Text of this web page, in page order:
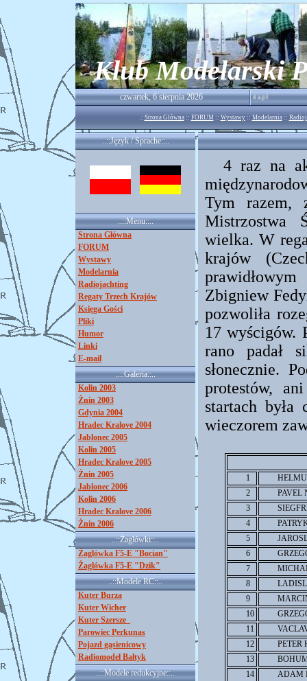
Klub Modelarski
czwartek, 6 sierpnia 2026
www.kmpirat.zgorzelec.pl ........................ kmpirat@interia.pl
.: Strona Główna:: FORUM:: Wystawy:: Modelarnia::
..::Język / Sprache::..
..::Menu::..
Strona Główna
FORUM
Wystawy
Modelarnia
Radiojachting
Regaty Trzech Krajów
Księga Gości
Pliki
Humor
Linki
E-mail
..::Galeria::..
Kolin 2003
Żnin 2003
Gdynia 2004
Hradec Kralove 2004
Jablonec 2005
Kolin 2005
Hradec Kralove 2005
Żnin 2005
Jablonec 2006
Kolin 2006
Hradec Kralove 2006
Żnin 2006
..::Żaglówki::..
Żaglówka F5-E "Bocian"
Żaglówka F5-E "Dzik"
..::Modele RC::..
Kuter Burza
Kuter Wicher
Kuter Szersze_
Parowiec Perkunas
Pojazd gąsienicowy
Radiomodel Bałtyk
..::Modele redukcyjne::..
4 raz na
Tym razem,
Mistrzostwa
wielka. W
krajów
Zbigniew
pozwoliła
17 wyścigów.
rano padał
słonecznie.
protestów,
startach była
wieczorem
1
2
PAVEL
3
4
5
6
7
8
9
10
11
12
PETER
13
14
ADAM